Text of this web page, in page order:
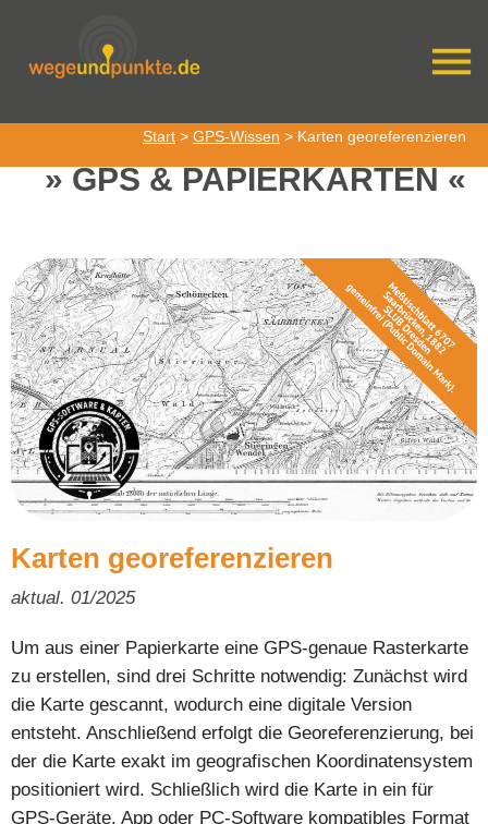
Start > GPS-Wissen > Karten georeferenzieren
GPS & PAPIERKARTEN
Karten georeferenzieren
aktual. 01/2025
Um aus einer Papierkarte eine GPS-genaue Rasterkarte
zu erstellen, sind drei Schritte notwendig: Zunächst wird
die Karte gescannt, wodurch eine digitale Version
entsteht. Anschließend erfolgt die Georeferenzierung, bei
der die Karte exakt im geografischen Koordinatensystem
positioniert wird. Schließlich wird die Karte in ein für
GPS-Geräte, App oder PC-Software kompatibles Format